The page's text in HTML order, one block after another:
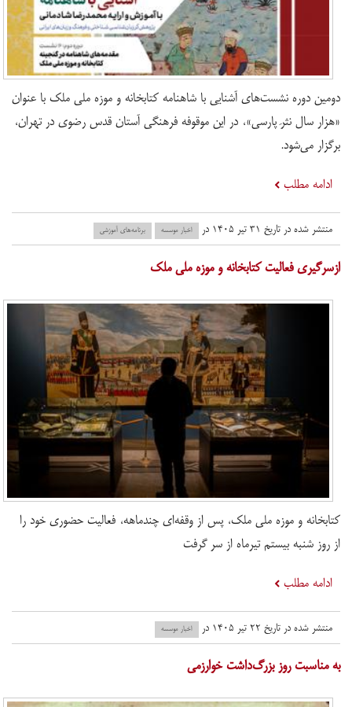
دومین دوره نشست‌های آشنایی با شاهنامه کتابخانه و موزه ملی ملک با عنوان
«هزار سال نثرِ پارسی»، در این موقوفه فرهنگی آستان قدس رضوی در تهران،
برگزار می‌شود.
ادامه مطلب
منتشر شده در تاریخ ۳۱ تیر ۱۴۰۵ در اخبار موسسه برنامه‌های آموزشی
ازسرگیری فعالیت کتابخانه و موزه ملی ملک
کتابخانه و موزه ملی ملک، پس از وقفه‌ای چندماهه، فعالیت حضوری خود را
از روز شنبه بیستم تیرماه از سر ‌گرفت
ادامه مطلب
منتشر شده در تاریخ ۲۲ تیر ۱۴۰۵ در اخبار موسسه
به مناسبت روز بزرگ‌داشت خوارزمی